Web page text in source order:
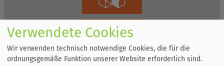
Verwendete Cookies
Wir verwenden technisch notwendige Cookies, die für die
ordnungsgemäße Funktion unserer Website erforderlich sind.